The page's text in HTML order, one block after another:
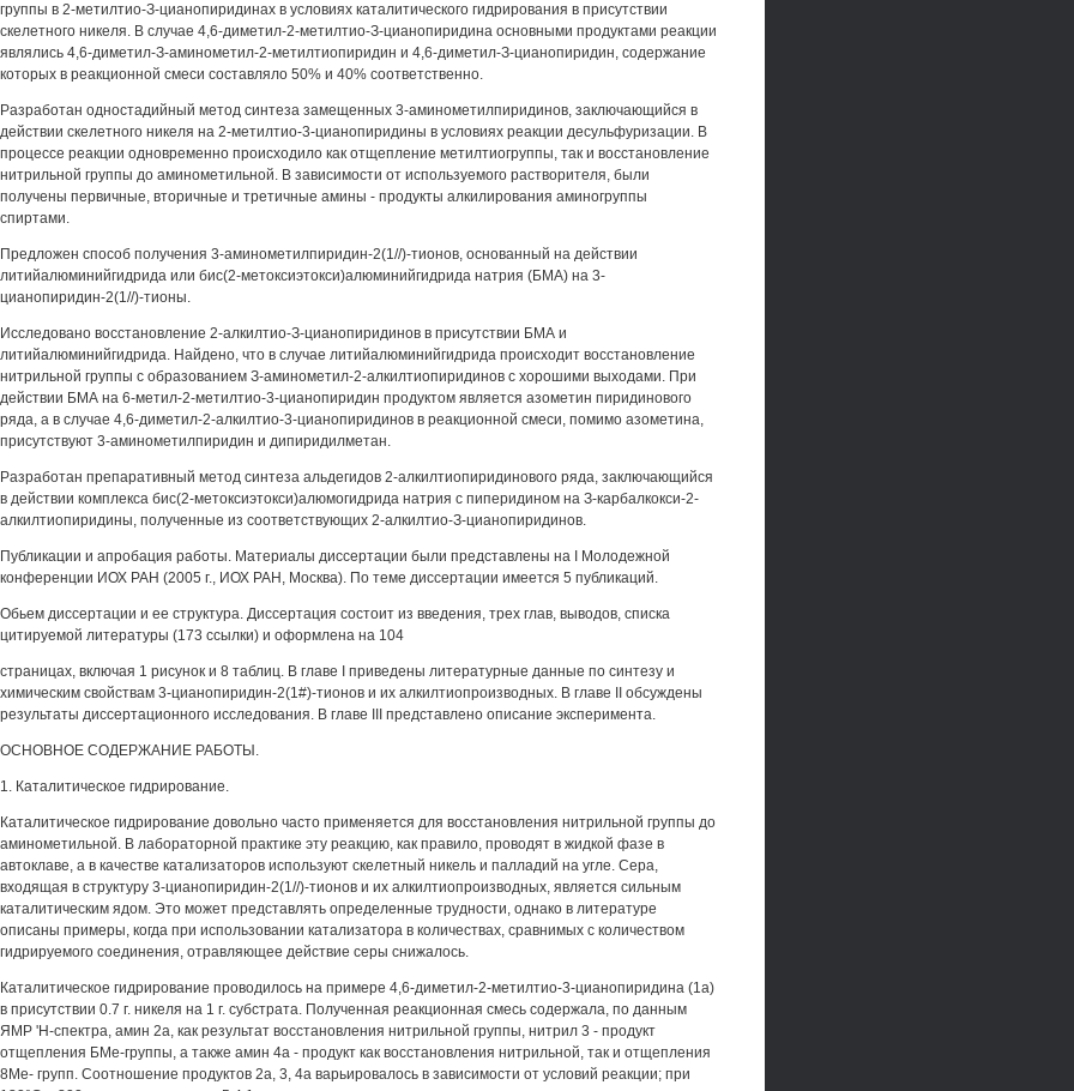
группы в 2-метилтио-З-цианопиридинах в условиях каталитического гидрирования в присутствии
скелетного никеля. В случае 4,6-диметил-2-метилтио-З-цианопиридина основными продуктами реакции
являлись 4,6-диметил-З-аминометил-2-метилтиопиридин и 4,6-диметил-З-цианопиридин, содержание
которых в реакционной смеси составляло 50% и 40% соответственно.
Разработан одностадийный метод синтеза замещенных 3-аминометилпиридинов, заключающийся в
действии скелетного никеля на 2-метилтио-3-цианопиридины в условиях реакции десульфуризации. В
процессе реакции одновременно происходило как отщепление метилтиогруппы, так и восстановление
нитрильной группы до аминометильной. В зависимости от используемого растворителя, были
получены первичные, вторичные и третичные амины - продукты алкилирования аминогруппы
спиртами.
Предложен способ получения 3-аминометилпиридин-2(1//)-тионов, основанный на действии
литийалюминийгидрида или бис(2-метоксиэтокси)алюминийгидрида натрия (БМА) на 3-
цианопиридин-2(1//)-тионы.
Исследовано восстановление 2-алкилтио-З-цианопиридинов в присутствии БМА и
литийалюминийгидрида. Найдено, что в случае литийалюминийгидрида происходит восстановление
нитрильной группы с образованием З-аминометил-2-алкилтиопиридинов с хорошими выходами. При
действии БМА на 6-метил-2-метилтио-3-цианопиридин продуктом является азометин пиридинового
ряда, а в случае 4,6-диметил-2-алкилтио-3-цианопиридинов в реакционной смеси, помимо азометина,
присутствуют 3-аминометилпиридин и дипиридилметан.
Разработан препаративный метод синтеза альдегидов 2-алкилтиопиридинового ряда, заключающийся
в действии комплекса бис(2-метоксиэтокси)алюмогидрида натрия с пиперидином на З-карбалкокси-2-
алкилтиопиридины, полученные из соответствующих 2-алкилтио-З-цианопиридинов.
Публикации и апробация работы. Материалы диссертации были представлены на I Молодежной
конференции ИОХ РАН (2005 г., ИОХ РАН, Москва). По теме диссертации имеется 5 публикаций.
Обьем диссертации и ее структура. Диссертация состоит из введения, трех глав, выводов, списка
цитируемой литературы (173 ссылки) и оформлена на 104
страницах, включая 1 рисунок и 8 таблиц. В главе I приведены литературные данные по синтезу и
химическим свойствам 3-цианопиридин-2(1#)-тионов и их алкилтиопроизводных. В главе II обсуждены
результаты диссертационного исследования. В главе III представлено описание эксперимента.
ОСНОВНОЕ СОДЕРЖАНИЕ РАБОТЫ.
1. Каталитическое гидрирование.
Каталитическое гидрирование довольно часто применяется для восстановления нитрильной группы до
аминометильной. В лабораторной практике эту реакцию, как правило, проводят в жидкой фазе в
автоклаве, а в качестве катализаторов используют скелетный никель и палладий на угле. Сера,
входящая в структуру 3-цианопиридин-2(1//)-тионов и их алкилтиопроизводных, является сильным
каталитическим ядом. Это может представлять определенные трудности, однако в литературе
описаны примеры, когда при использовании катализатора в количествах, сравнимых с количеством
гидрируемого соединения, отравляющее действие серы снижалось.
Каталитическое гидрирование проводилось на примере 4,6-диметил-2-метилтио-3-цианопиридина (1а)
в присутствии 0.7 г. никеля на 1 г. субстрата. Полученная реакционная смесь содержала, по данным
ЯМР 'Н-спектра, амин 2а, как результат восстановления нитрильной группы, нитрил 3 - продукт
отщепления БМе-группы, а также амин 4а - продукт как восстановления нитрильной, так и отщепления
8Ме- групп. Соотношение продуктов 2а, 3, 4а варьировалось в зависимости от условий реакции; при